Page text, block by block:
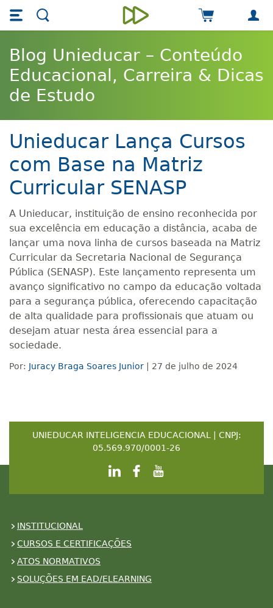
Skip main navigation
Skip to main content
Unieducar
Carrinho de
Blog Unieducar – Conteúdo
Educacional, Carreira & Dicas
de Estudo
Unieducar Lança Cursos
com Base na Matriz
Curricular SENASP
A Unieducar, instituição de ensino reconhecida por
sua excelência em educação a distância, acaba de
lançar uma nova linha de cursos baseada na Matriz
Curricular da Secretaria Nacional de Segurança
Pública (SENASP). Este lançamento representa um
avanço significativo no campo da educação voltada
para a segurança pública, oferecendo capacitação
de alta qualidade para profissionais que atuam ou
desejam atuar nesta área essencial para a
sociedade.
Por: Juracy Braga Soares Junior | 27 de julho de 2024
UNIEDUCAR INTELIGENCIA EDUCACIONAL | CNPJ:
05.569.970/0001-26
INSTITUCIONAL
CURSOS E CERTIFICAÇÕES
ATOS NORMATIVOS
SOLUÇÕES EM EAD/ELEARNING